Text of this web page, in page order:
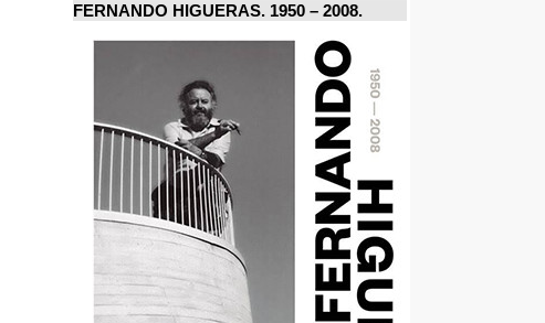
FERNANDO HIGUERAS. 1950 – 2008.